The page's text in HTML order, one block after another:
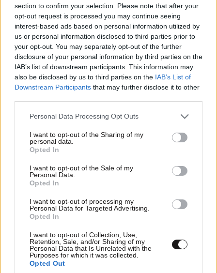
section to confirm your selection. Please note that after your
opt-out request is processed you may continue seeing
interest-based ads based on personal information utilized by
us or personal information disclosed to third parties prior to
your opt-out. You may separately opt-out of the further
disclosure of your personal information by third parties on the
IAB’s list of downstream participants. This information may
also be disclosed by us to third parties on the IAB’s List of
Downstream Participants that may further disclose it to other
Please note that this website/app uses one or more Google
not limited to your visit or usage behaviour. You may click to
grant or deny consent to Google and its third-party tags to
use your data for below specified purposes in below Google
consent section.
Personal Data Processing Opt Outs
I want to opt-out of the Sharing of my
personal data.
Opted In
I want to opt-out of the Sale of my
Personal Data.
Opted In
I want to opt-out of processing my
Personal Data for Targeted Advertising.
Opted In
I want to opt-out of Collection, Use,
Retention, Sale, and/or Sharing of my
Personal Data that Is Unrelated with the
Purposes for which it was collected.
Opted Out
Απαντήστε
Ευτυχως 10·06·2026 19:55
Κι ειχα την εντυπωση πως θα μεταφερουν
στελεχη της ΕΜΟΔΕ στα μετωπα.Ευτυχως μου
ανοιξες τα ματια
Απαντήστε 0